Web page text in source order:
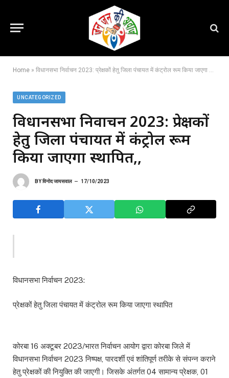
Home » विधानसभा निर्वाचन 2023: प्रेक्षकों हेतु जिला पंचायत में कंट्रोल रूम किया जाएगा स्थापित,,
UNCATEGORIZED
विधानसभा निर्वाचन 2023: प्रेक्षकों
हेतु जिला पंचायत में कंट्रोल रूम
किया जाएगा स्थापित,,
BYविनोद जायसवाल 17/10/2023
विधानसभा निर्वाचन 2023:
प्रेक्षकों हेतु जिला पंचायत में कंट्रोल रूम किया जाएगा स्थापित
कोरबा 16 अक्टूबर 2023/भारत निर्वाचन आयोग द्वारा कोरबा जिले में
विधानसभा निर्वाचन 2023 निष्पक्ष, पारदर्शी एवं शांतिपूर्ण तरीके से संपन्न कराने
हेतु प्रेक्षकों की नियुक्ति की जाएगी। जिसके अंतर्गत 04 सामान्य प्रेक्षक, 01